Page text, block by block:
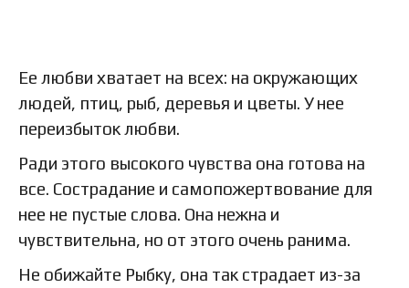
Ее любви хватает на всех: на окружающих
людей, птиц, рыб, деревья и цветы. У нее
переизбыток любви.
Ради этого высокого чувства она готова на
все. Сострадание и самопожертвование для
нее не пустые слова. Она нежна и
чувствительна, но от этого очень ранима.
Не обижайте Рыбку, она так страдает из-за